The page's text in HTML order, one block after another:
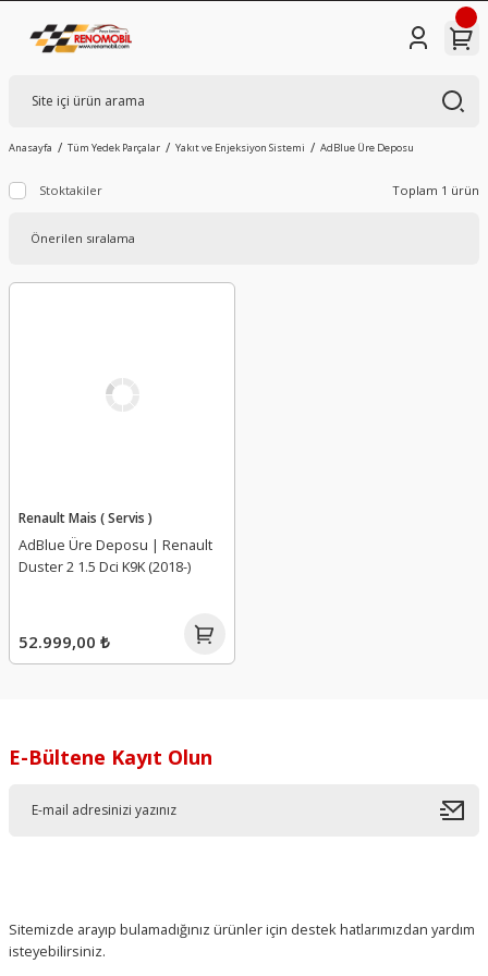
Anasayfa Tüm Yedek Parçalar Yakıt ve Enjeksiyon Sistemi AdBlue Üre Deposu
Stoktakiler Toplam 1 ürün
Renault Mais ( Servis )
AdBlue Üre Deposu | Renault
Duster 2 1.5 Dci K9K (2018-)
52.999,00 ₺
E-Bültene Kayıt Olun
Sitemizde arayıp bulamadığınız ürünler için destek hatlarımızdan yardım
isteyebilirsiniz.